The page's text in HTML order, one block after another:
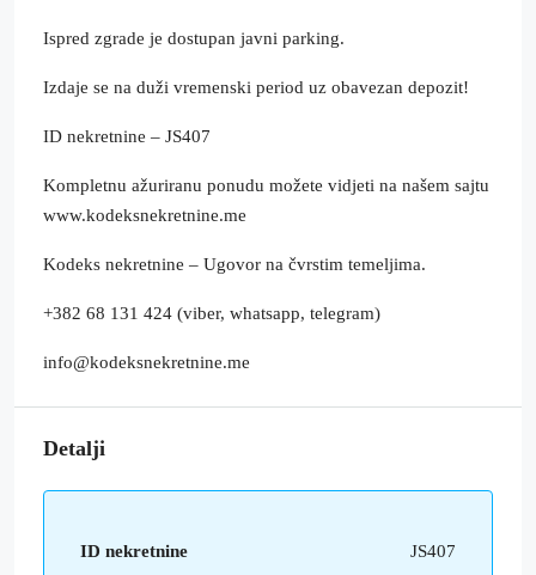
Ispred zgrade je dostupan javni parking.
Izdaje se na duži vremenski period uz obavezan depozit!
ID nekretnine – JS407
Kompletnu ažuriranu ponudu možete vidjeti na našem sajtu
www.kodeksnekretnine.me
Kodeks nekretnine – Ugovor na čvrstim temeljima.
+382 68 131 424 (viber, whatsapp, telegram)
info@kodeksnekretnine.me
Detalji
ID nekretnine JS407